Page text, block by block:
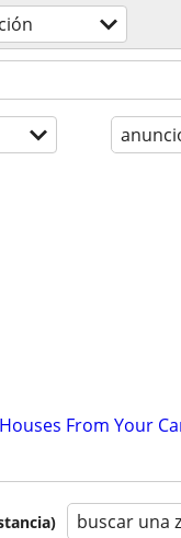
From Your
buscar una